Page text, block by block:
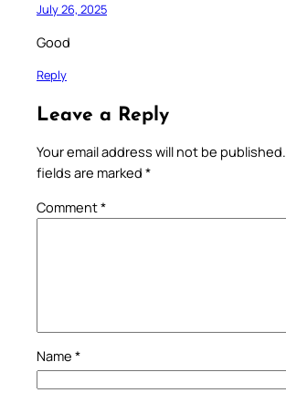
July 26, 2025
Good
Reply
Leave a Reply
Your email address will not be published.
fields are marked *
Comment*
Name *